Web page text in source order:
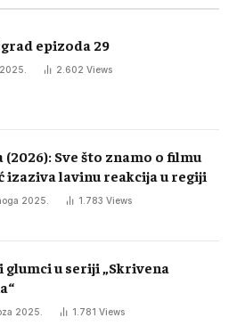
epizoda 29
2.602 Views
(2026): Sve što znamo o filmu
izaziva lavinu reakcija u regiji
2025. 1.783 Views
glumci u seriji „Skrivena
2025. 1.781 Views